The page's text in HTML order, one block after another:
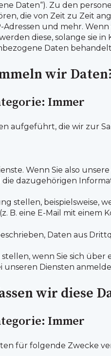
Daten“). Zu den
die von Zeit zu Zeit
Adressen und mehr.
diese, solange sie in
Daten
wir
Immer
aufgeführt, die wir zur
Wenn Sie also
dazugehörigen
stellen, beispielsweise,
B. eine E-Mail mit einem
Daten aus
wenn Sie sich
unseren Diensten
wir diese
Immer
für folgende Zwecke